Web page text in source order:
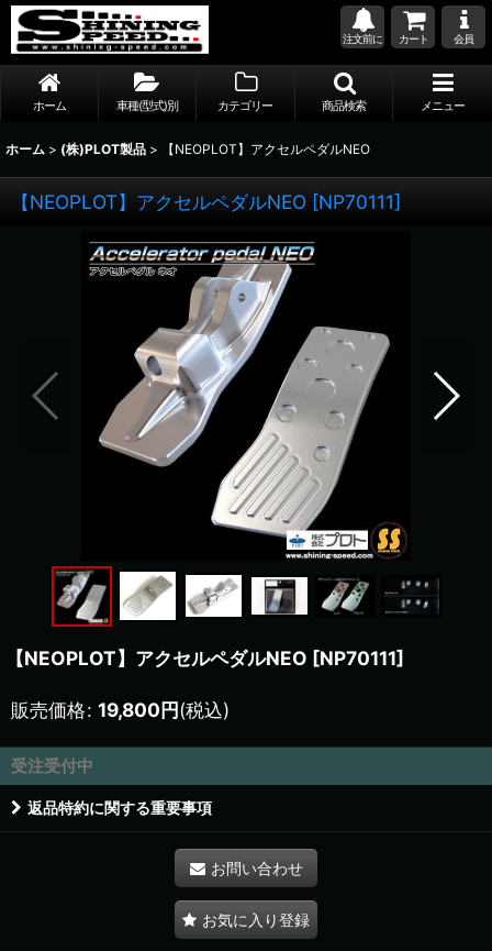
注文前に カート 会員
ホーム 車種(型式)別 カテゴリー 商品検索 メニュー
ホーム > (株)PLOT製品 > 【NEOPLOT】アクセルペダルNEO
【NEOPLOT】アクセルペダルNEO [NP70111]
【NEOPLOT】アクセルペダルNEO [NP70111]
販売価格: 19,800円(税込)
受注受付中
返品特約に関する重要事項
お問い合わせ
お気に入り登録